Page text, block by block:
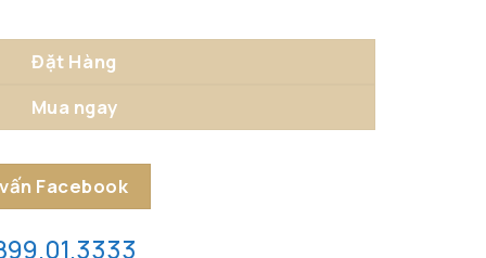
Đặt Hàng
Mua ngay
Facebook